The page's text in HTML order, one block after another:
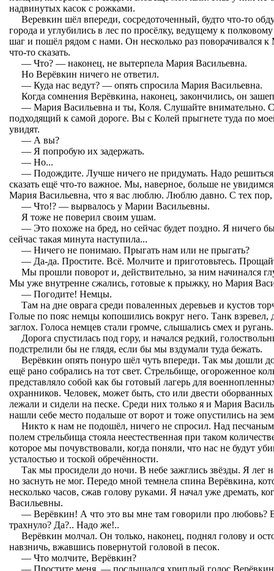
надвинутых касок с рожками.
Веревкин шёл впереди, сосредоточенный, будто что-то
города и углубились в лес по просёлку, ведущему к
шаг и пошёл рядом с нами. Он несколько раз поворачивался
что-то сказать.
— Что? — наконец, не вытерпела Мария Васильевна.
Но Верёвкин ничего не ответил.
— Куда нас ведут? — опять спросила Мария Васильевна.
Когда сомнения Верёвкина, наконец, закончились, он
— Мария Васильевна и ты, Коля. Слушайте внимательно.
подходящий к самой дороге. Вы с Колей прыгнете туда по
увидят.
— А вы?
— Я попробую их задержать.
— Но...
— Подождите. Лучше ничего не придумать. Надо
сказать ещё что-то важное. Мы, наверное, больше не
Мария Васильевна, что я вас люблю. Люблю давно. С тех пор,
— Что!? — вырвалось у Марии Васильевны.
Я тоже не поверил своим ушам.
— Это похоже на бред, но сейчас будет поздно. Я ничего
сейчас такая минута наступила...
— Ничего не понимаю. Прыгать нам или не прыгать?
— Да-да. Простите. Всё. Молчите и приготовьтесь.
Мы прошли поворот и, действительно, за ним начинался
Мы уже внутренне сжались, готовые к прыжку, но Мария
— Погодите! Немцы.
Там на дне оврага среди поваленных деревьев и кустов
Голые по пояс немцы копошились вокруг него. Танк взревел,
заглох. Голоса немцев стали громче, слышались смех и ругань.
Дорога спустилась под гору, и начался редкий,
подстрелили бы не глядя, если бы мы вздумали туда бежать.
Верёвкин опять понуро шёл чуть впереди. Так мы дошли
ещё рано собрались на тот свет. Стрельбище, огороженное
представляло собой как бы готовый лагерь для
охранников. Человек, может быть, сто или двести
лежали и сидели на песке. Среди них только я и Мария
нашли себе место подальше от ворот и тоже опустились на
Никто к нам не подошёл, ничего не спросил. Над
полем стрельбища стояла неестественная при таком
которое мы почувствовали, когда поняли, что нас не будут
усталостью и тоской обречённости.
Так мы просидели до ночи. В небе зажглись звёзды. Я лег
но заснуть не мог. Передо мной темнела спина Верёвкина,
несколько часов, сжав голову руками. Я начал уже дремать,
Васильевны.
— Верёвкин! А что это вы мне там говорили про любовь?
трахнуло? Да?.. Надо же!..
Верёвкин молчал. Он только, наконец, поднял голову и
навзничь, вжавшись повернутой головой в песок.
— Что молчите, Верёвкин?
— Простите меня, — послышался хриплый голос